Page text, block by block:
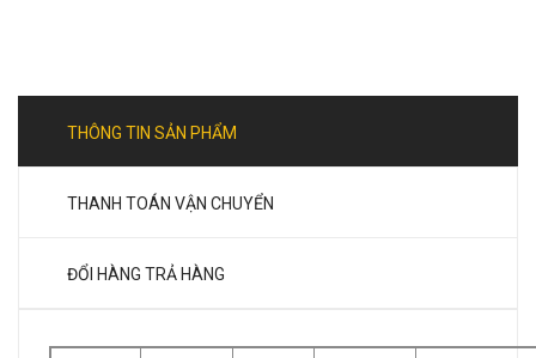
THÔNG TIN SẢN PHẨM
THANH TOÁN VẬN CHUYỂN
ĐỔI HÀNG TRẢ HÀNG